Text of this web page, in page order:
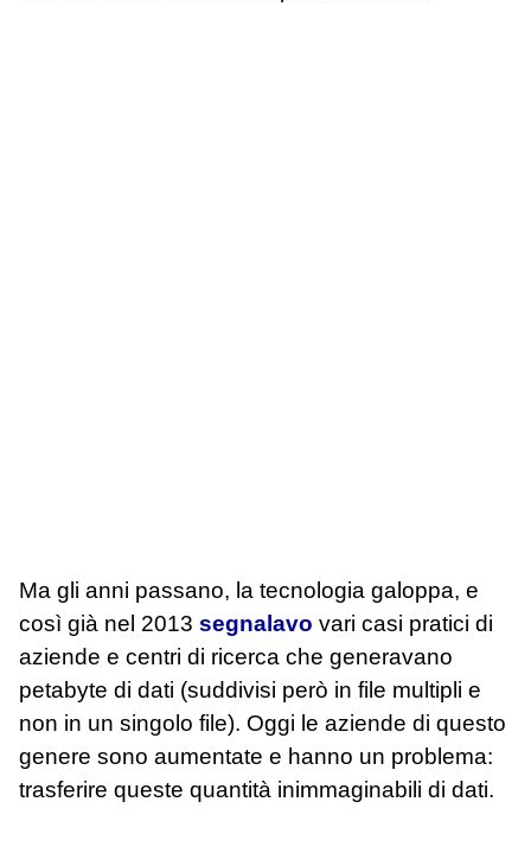
Ma gli anni passano, la tecnologia galoppa, e
così già nel 2013 segnalavo vari casi pratici di
aziende e centri di ricerca che generavano
petabyte di dati (suddivisi però in file multipli e
non in un singolo file). Oggi le aziende di questo
genere sono aumentate e hanno un problema:
trasferire queste quantità inimmaginabili di dati.